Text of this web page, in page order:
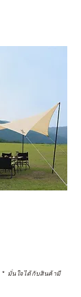
* มั่นใจได้กับสินค้ามี